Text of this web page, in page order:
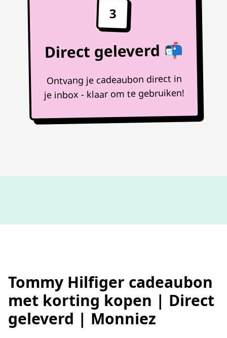
3
Direct geleverd 📬
Ontvang je cadeaubon direct in
je inbox - klaar om te gebruiken!
Tommy Hilfiger cadeaubon
met korting kopen | Direct
geleverd | Monniez